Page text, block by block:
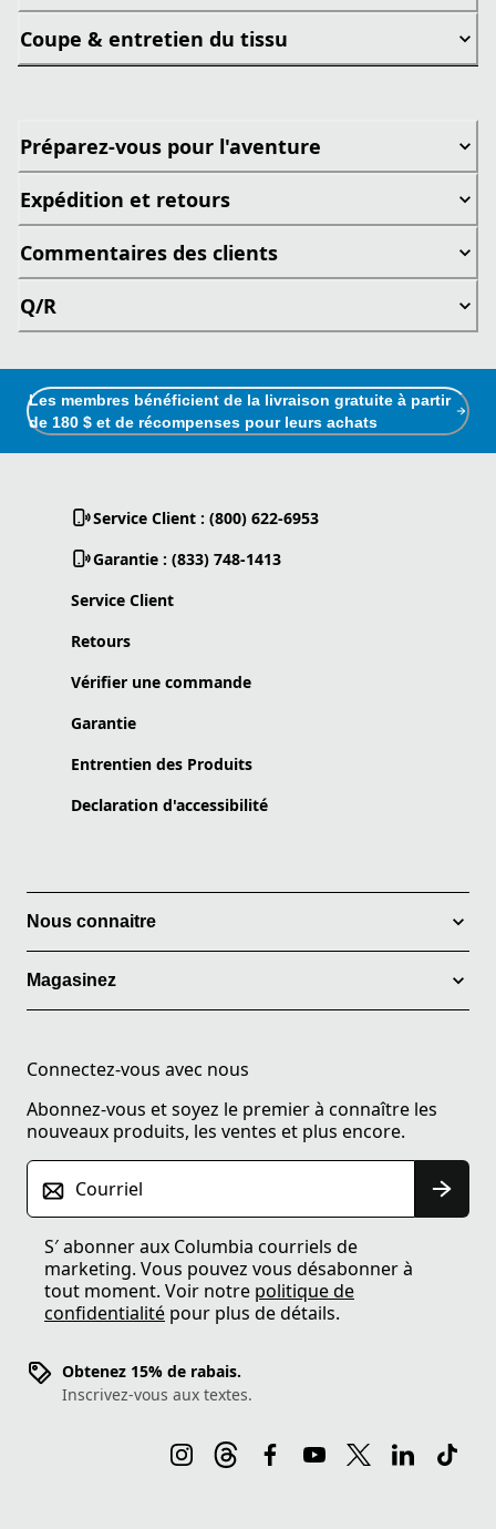
Coupe & entretien du tissu
Préparez-vous pour l'aventure
Expédition et retours
Commentaires des clients
Q/R
Les membres bénéficient de la livraison gratuite à partir
de 180 $ et de récompenses pour leurs achats
Service Client : (800) 622-6953
Garantie : (833) 748-1413
Service Client
Retours
Vérifier une commande
Garantie
Entrentien des Produits
Declaration d'accessibilité
Nous connaitre
Magasinez
Connectez-vous avec nous
Abonnez-vous et soyez le premier à connaître les
nouveaux produits, les ventes et plus encore.
Courriel
S′ abonner aux Columbia courriels de
marketing. Vous pouvez vous désabonner à
tout moment. Voir notre politique de
confidentialité pour plus de détails.
Obtenez 15% de rabais.
Inscrivez-vous aux textes.